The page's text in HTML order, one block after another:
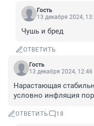
Гость
13 декабря 2024,
Чушь и бред
ОТВЕТИТЬ
Гость
13 декабря 2024, 12:46
Нарастающая
условно инфляция
ОТВЕТИТЬ 18